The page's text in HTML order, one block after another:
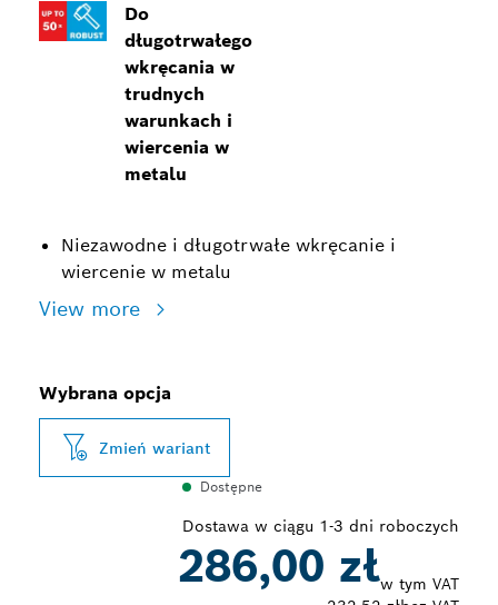
Do
długotrwałego
wkręcania w
trudnych
warunkach i
wiercenia w
metalu
Niezawodne i długotrwałe wkręcanie i
wiercenie w metalu
View more
Wybrana opcja
Zmień wariant
Dostępne
Dostawa w ciągu 1-3 dni roboczych
286,00 złw tym VAT